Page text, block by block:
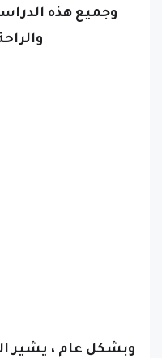
وجميع هذه
وبشكل عام ، يشير